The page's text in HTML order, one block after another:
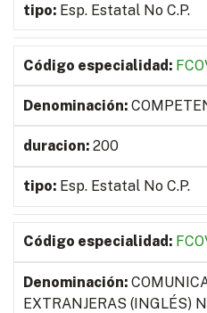
Esp. Estatal No C.P.
200
Esp. Estatal No C.P.
EXTRANJERAS (INGLÉS)